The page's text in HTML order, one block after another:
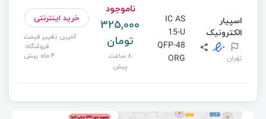
اسپیار
الکترونیک
تهران
IC AS
15-U
QFP-48
ORG
ناموجود
325,000
تومان
8 ساعت
پیش
خرید اینترنتی
آخرین تغییر قیمت
فروشگاه:
4 ماه پیش